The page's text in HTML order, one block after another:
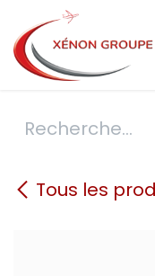
Se rendre au
Tous les